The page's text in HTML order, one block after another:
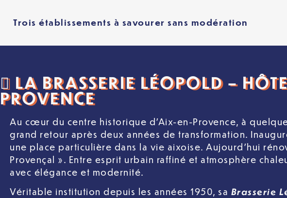
Trois établissements à savourer sans modération
 LA BRASSERIE LÉOPOLD –
PROVENCE
Au cœur du centre historique d’Aix-en-Provence, à
grand retour après deux années de transformation.
une place particulière dans la vie aixoise. Aujourd’hui
Provençal ». Entre esprit urbain raffiné et atmosphère
avec élégance et modernité.
Véritable institution depuis les années 1950, sa Brasserie